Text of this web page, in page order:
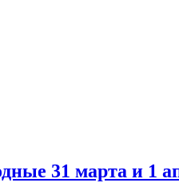
31 марта и 1